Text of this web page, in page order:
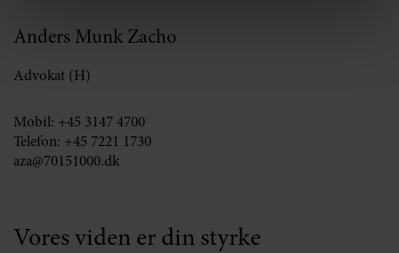
Anders Munk Zacho
Advokat (H)
Mobil: +45 3147 4700
Telefon: +45 7221 1730
aza@70151000.dk
Vores viden er din styrke